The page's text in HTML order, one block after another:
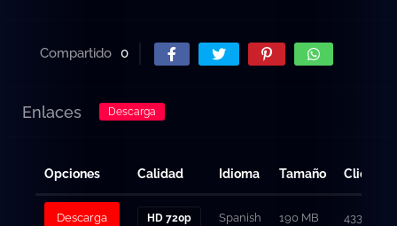
Compartido 0
Enlaces Descarga
Opciones Calidad Idioma Tamaño Clicks
Descarga HD 720p Spanish 190 MB 433